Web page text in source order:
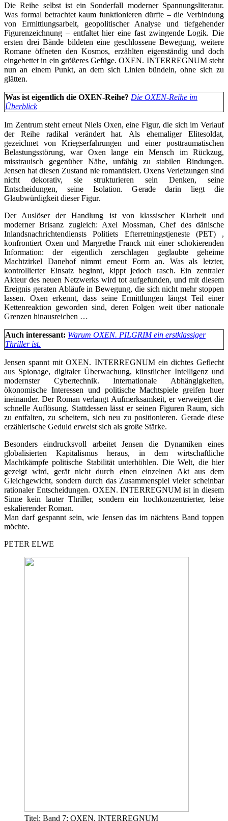
Die Reihe selbst ist ein Sonderfall moderner Spannungsliteratur.
Was formal betrachtet kaum funktionieren dürfte – die Verbindung
von Ermittlungsarbeit, geopolitischer Analyse und tiefgehender
Figurenzeichnung – entfaltet hier eine fast zwingende Logik. Die
ersten drei Bände bildeten eine geschlossene Bewegung, weitere
Romane öffneten den Kosmos, erzählten eigenständig und doch
eingebettet in ein größeres Gefüge. OXEN. INTERREGNUM steht
nun an einem Punkt, an dem sich Linien bündeln, ohne sich zu
glätten.
Was ist eigentlich die OXEN-Reihe? Die OXEN-Reihe im
Überblick
Im Zentrum steht erneut Niels Oxen, eine Figur, die sich im Verlauf
der Reihe radikal verändert hat. Als ehemaliger Elitesoldat,
gezeichnet von Kriegserfahrungen und einer posttraumatischen
Belastungsstörung, war Oxen lange ein Mensch im Rückzug,
misstrauisch gegenüber Nähe, unfähig zu stabilen Bindungen.
Jensen hat diesen Zustand nie romantisiert. Oxens Verletzungen sind
nicht dekorativ, sie strukturieren sein Denken, seine
Entscheidungen, seine Isolation. Gerade darin liegt die
Glaubwürdigkeit dieser Figur.
Der Auslöser der Handlung ist von klassischer Klarheit und
moderner Brisanz zugleich: Axel Mossman, Chef des dänische
Inlandsnachrichtendiensts Politiets Efterretningstjeneste (PET) ,
konfrontiert Oxen und Margrethe Franck mit einer schokierenden
Information: der eigentlich zerschlagen geglaubte geheime
Machtzirkel Danehof nimmt erneut Form an. Was als letzter,
kontrollierter Einsatz beginnt, kippt jedoch rasch. Ein zentraler
Akteur des neuen Netzwerks wird tot aufgefunden, und mit diesem
Ereignis geraten Abläufe in Bewegung, die sich nicht mehr stoppen
lassen. Oxen erkennt, dass seine Ermittlungen längst Teil einer
Kettenreaktion geworden sind, deren Folgen weit über nationale
Grenzen hinausreichen …
Auch interessant: Warum OXEN. PILGRIM ein erstklassiger
Thriller ist.
Jensen spannt mit OXEN. INTERREGNUM ein dichtes Geflecht
aus Spionage, digitaler Überwachung, künstlicher Intelligenz und
modernster Cybertechnik. Internationale Abhängigkeiten,
ökonomische Interessen und politische Machtspiele greifen huer
ineinander. Der Roman verlangt Aufmerksamkeit, er verweigert die
schnelle Auflösung. Stattdessen lässt er seinen Figuren Raum, sich
zu entfalten, zu scheitern, sich neu zu positionieren. Gerade diese
erzählerische Geduld erweist sich als große Stärke.
Besonders eindrucksvoll arbeitet Jensen die Dynamiken eines
globalisierten Kapitalismus heraus, in dem wirtschaftliche
Machtkämpfe politische Stabilität unterhöhlen. Die Welt, die hier
gezeigt wird, gerät nicht durch einen einzelnen Akt aus dem
Gleichgewicht, sondern durch das Zusammenspiel vieler scheinbar
rationaler Entscheidungen. OXEN. INTERREGNUM ist in diesem
Sinne kein lauter Thriller, sondern ein hochkonzentrierter, leise
eskalierender Roman.
Man darf gespannt sein, wie Jensen das im nächtens Band toppen
möchte.
PETER ELWE
Titel: Band 7: OXEN. INTERREGNUM